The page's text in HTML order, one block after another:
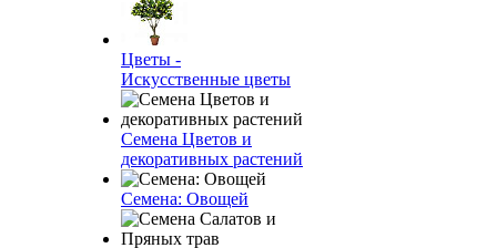
Цветы -
Искусственные цветы
Семена Цветов и
декоративных растений
Семена: Овощей